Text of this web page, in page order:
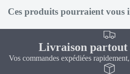
Ces produits pourraient vous
Livraison partout
Vos commandes expédiées